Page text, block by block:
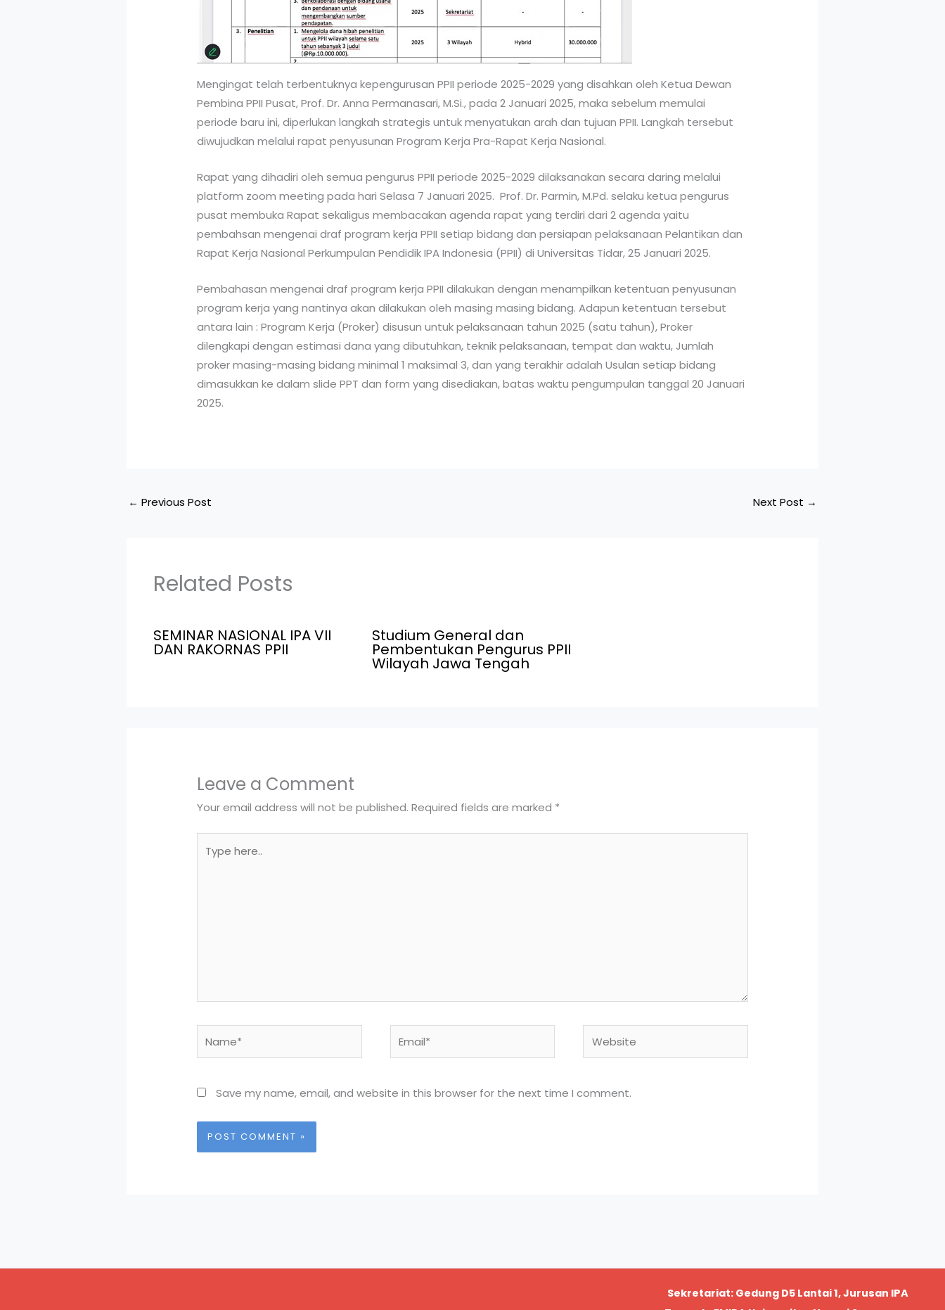
Mengingat telah terbentuknya kepengurusan PPII periode 2025-2029 yang disahkan oleh Ketua Dewan
Pembina PPII Pusat, Prof. Dr. Anna Permanasari, M.Si., pada 2 Januari 2025, maka sebelum memulai
periode baru ini, diperlukan langkah strategis untuk menyatukan arah dan tujuan PPII. Langkah tersebut
diwujudkan melalui rapat penyusunan Program Kerja Pra-Rapat Kerja Nasional.
Rapat yang dihadiri oleh semua pengurus PPII periode 2025-2029 dilaksanakan secara daring melalui
platform zoom meeting pada hari Selasa 7 Januari 2025. Prof. Dr. Parmin, M.Pd. selaku ketua pengurus
pusat membuka Rapat sekaligus membacakan agenda rapat yang terdiri dari 2 agenda yaitu
pembahsan mengenai draf program kerja PPII setiap bidang dan persiapan pelaksanaan Pelantikan dan
Rapat Kerja Nasional Perkumpulan Pendidik IPA Indonesia (PPII) di Universitas Tidar, 25 Januari 2025.
Pembahasan mengenai draf program kerja PPII dilakukan dengan menampilkan ketentuan penyusunan
program kerja yang nantinya akan dilakukan oleh masing masing bidang. Adapun ketentuan tersebut
antara lain : Program Kerja (Proker) disusun untuk pelaksanaan tahun 2025 (satu tahun), Proker
dilengkapi dengan estimasi dana yang dibutuhkan, teknik pelaksanaan, tempat dan waktu, Jumlah
proker masing-masing bidang minimal 1 maksimal 3, dan yang terakhir adalah Usulan setiap bidang
dimasukkan ke dalam slide PPT dan form yang disediakan, batas waktu pengumpulan tanggal 20 Januari
2025.
← Previous Post Next Post →
Related Posts
SEMINAR NASIONAL IPA VII
DAN RAKORNAS PPII
Studium General dan
Pembentukan Pengurus PPII
Wilayah Jawa Tengah
Leave a Comment
Your email address will not be published. Required fields are marked *
here..
Save my name, email, and website in this browser for the next time I comment.
Sekretariat: Gedung D5 Lantai 1, Jurusan IPA